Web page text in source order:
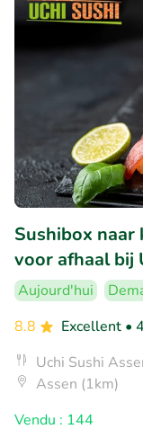
Sushibox naar
voor afhaal bij
Aujourd'hui
8.8
Excellent •
Uchi Sushi
Assen (1km)
Vendu : 144